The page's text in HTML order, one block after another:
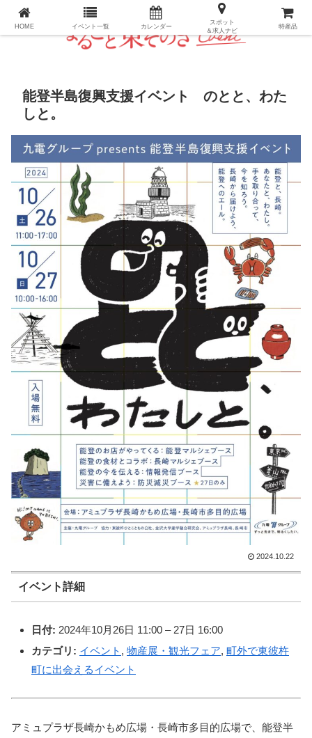
長崎県・東彼杵町のパーフェクトイベントガイド
能登半島復興支援イベント のとと、わた
しと。
2024.10.22
イベント詳細
日付: 2024年10月26日 11:00 – 27日 16:00
カテゴリ: イベント , 物産展・観光フェア, 町外で東彼杵
町に出会えるイベント
アミュプラザ長崎かもめ広場・長崎市多目的広場で、能登半
HOME イベント一覧 カレンダー
スポット
＆求人ナビ
特産品